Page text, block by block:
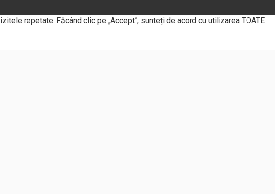
repetate. Făcând clic pe „Accept”, sunteți de acord cu utilizarea TOATE